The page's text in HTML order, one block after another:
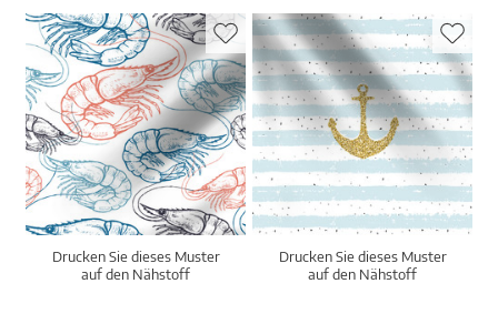
Drucken Sie dieses Muster
auf den Nähstoff
Drucken Sie dieses Muster
auf den Nähstoff